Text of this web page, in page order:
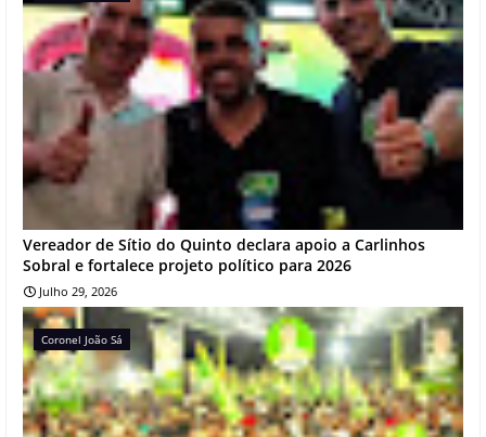
Vereador de Sítio do Quinto declara apoio a Carlinhos
Sobral e fortalece projeto político para 2026
Julho 29, 2026
Coronel João Sá